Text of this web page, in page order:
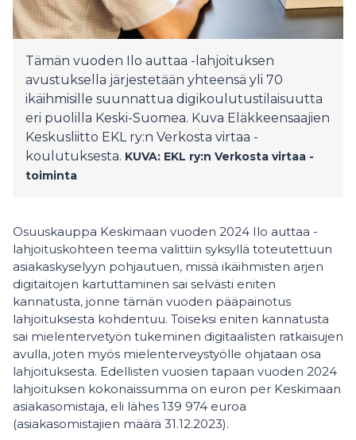
Tämän vuoden Ilo auttaa -lahjoituksen
avustuksella järjestetään yhteensä yli 70
ikäihmisille suunnattua digikoulutustilaisuutta
eri puolilla Keski-Suomea. Kuva Eläkkeensaajien
Keskusliitto EKL ry:n Verkosta virtaa -
koulutuksesta. KUVA: EKL ry:n Verkosta virtaa -
toiminta
Osuuskauppa Keskimaan vuoden 2024 Ilo auttaa -
lahjoituskohteen teema valittiin syksyllä toteutettuun
asiakaskyselyyn pohjautuen, missä ikäihmisten arjen
digitaitojen kartuttaminen sai selvästi eniten
kannatusta, jonne tämän vuoden pääpainotus
lahjoituksesta kohdentuu. Toiseksi eniten kannatusta
sai mielentervetyön tukeminen digitaalisten ratkaisujen
avulla, joten myös mielenterveystyölle ohjataan osa
lahjoituksesta. Edellisten vuosien tapaan vuoden 2024
lahjoituksen kokonaissumma on euron per Keskimaan
asiakasomistaja, eli lähes 139 974 euroa
(asiakasomistajien määrä 31.12.2023).